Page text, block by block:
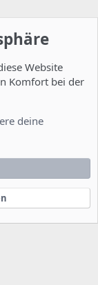
Website
Komfort bei der
deine